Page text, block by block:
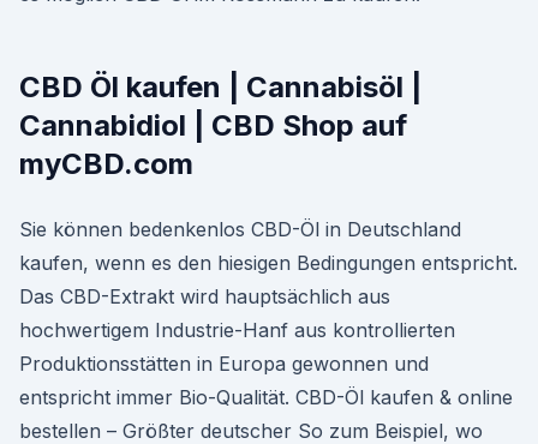
CBD Öl kaufen | Cannabisöl |
Cannabidiol | CBD Shop auf
myCBD.com
Sie können bedenkenlos CBD-Öl in Deutschland
kaufen, wenn es den hiesigen Bedingungen entspricht.
Das CBD-Extrakt wird hauptsächlich aus
hochwertigem Industrie-Hanf aus kontrollierten
Produktionsstätten in Europa gewonnen und
entspricht immer Bio-Qualität. CBD-Öl kaufen & online
bestellen – Größter deutscher So zum Beispiel, wo